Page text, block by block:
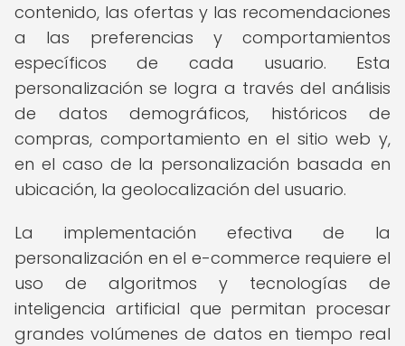
contenido, las ofertas y las recomendaciones
a las preferencias y comportamientos
específicos de cada usuario. Esta
personalización se logra a través del análisis
de datos demográficos, históricos de
compras, comportamiento en el sitio web y,
en el caso de la personalización basada en
ubicación, la geolocalización del usuario.
La implementación efectiva de la
personalización en el e-commerce requiere el
uso de algoritmos y tecnologías de
inteligencia artificial que permitan procesar
grandes volúmenes de datos en tiempo real